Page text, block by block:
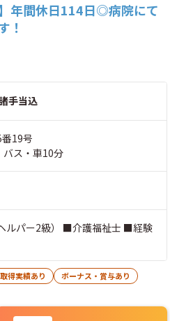
年間休日114日◎病院にて
！
手当込
19号
バス・車10分
ルパー2級） ■介護福祉士 ■経験
得実績あり
ボーナス・賞与あり